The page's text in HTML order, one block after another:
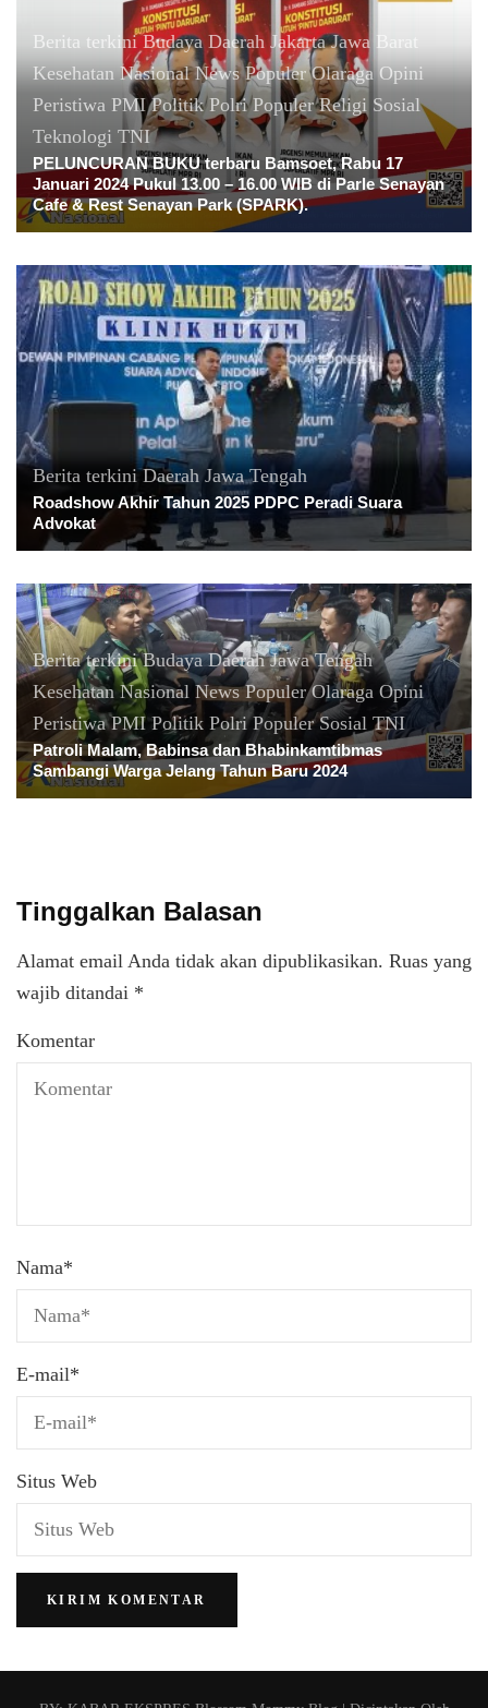
Berita terkini Budaya Daerah Jakarta Jawa Barat
Kesehatan Nasional News Populer Olaraga Opini
Peristiwa PMI Politik Polri Populer Religi Sosial
Teknologi TNI
PELUNCURAN BUKU terbaru Bamsoet, Rabu 17
Januari 2024 Pukul 13.00 – 16.00 WIB di Parle Senayan
Cafe & Rest Senayan Park (SPARK).
Berita terkini Daerah Jawa Tengah
Roadshow Akhir Tahun 2025 PDPC Peradi Suara
Advokat
Berita terkini Budaya Daerah Jawa Tengah
Kesehatan Nasional News Populer Olaraga Opini
Peristiwa PMI Politik Polri Populer Sosial TNI
Patroli Malam, Babinsa dan Bhabinkamtibmas
Sambangi Warga Jelang Tahun Baru 2024
Tinggalkan Balasan
Alamat email Anda tidak akan dipublikasikan. Ruas yang
wajib ditandai *
Komentar
Nama*
E-mail*
Situs Web